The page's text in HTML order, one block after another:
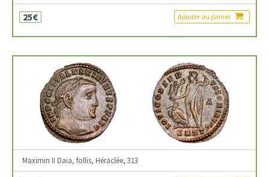
25€ Ajouter au panier
Maximin II Daia, follis, Héraclée, 313